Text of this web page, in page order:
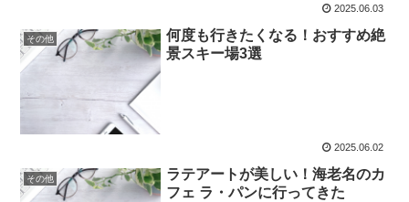
2025.06.03
その他
何度も行きたくなる！おすすめ絶
景スキー場3選
2025.06.02
その他
ラテアートが美しい！海老名のカ
フェ ラ・パンに行ってきた